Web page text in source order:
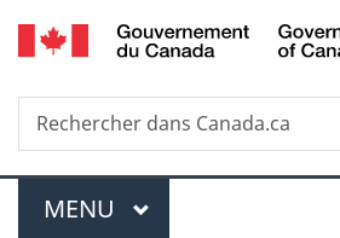
Passer
au
Passer
à
Au
du
Passer
à
version
Recherche
Rechercher
dans
Menu
MENU PRINCIPAL